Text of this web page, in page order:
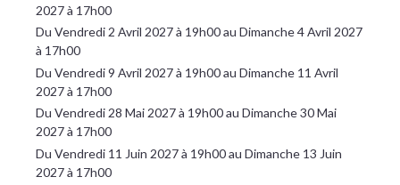
2027 à 17h00
Du Vendredi 2 Avril 2027 à 19h00 au Dimanche 4 Avril 2027
à 17h00
Du Vendredi 9 Avril 2027 à 19h00 au Dimanche 11 Avril
2027 à 17h00
Du Vendredi 28 Mai 2027 à 19h00 au Dimanche 30 Mai
2027 à 17h00
Du Vendredi 11 Juin 2027 à 19h00 au Dimanche 13 Juin
2027 à 17h00